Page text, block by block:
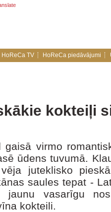
HoReCa TV HoReCa piedāvājumi
kokteiļi
gaisā virmo
ūdens tuvumā.
juteklisko
saules tepat -
jaunu vasarīgu
kokteili.